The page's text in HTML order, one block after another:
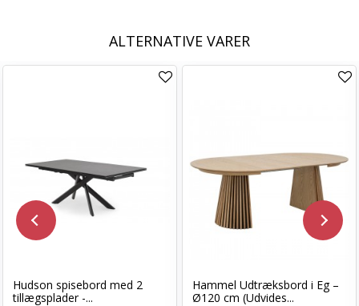
ALTERNATIVE VARER
Hudson spisebord med 2
tillægsplader -...
Hammel Udtræksbord i Eg –
Ø120 cm (Udvides...